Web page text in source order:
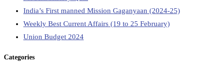
India’s First manned Mission Gaganyaan (2024-25)
Weekly Best Current Affairs (19 to 25 February)
Union Budget 2024
Categories